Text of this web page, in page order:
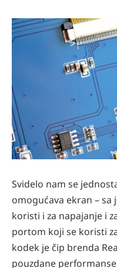
Svidelo nam se
omogućava ekran – sa
koristi i za napajanje i
portom koji se koristi
kodek je čip brenda
pouzdane